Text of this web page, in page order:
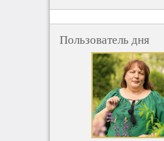
Пользователь дня